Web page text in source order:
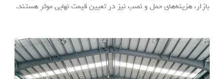
بازار، هزینه‌های حمل و نصب نیز در تعیین قیمت نهایی موثر هستند.